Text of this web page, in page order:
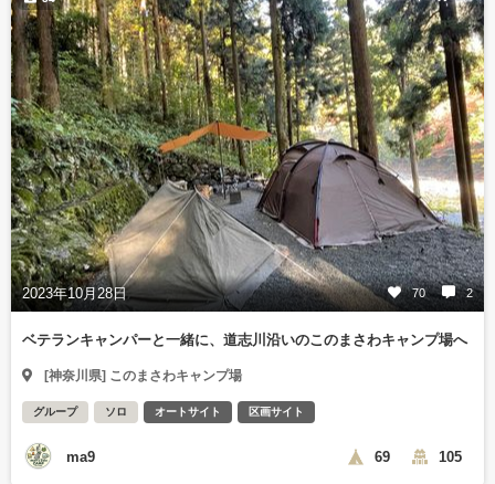
2023年10月28日 70 2
ベテランキャンパーと一緒に、道志川沿いのこのまさわキャンプ場へ
[神奈川県] このまさわキャンプ場
グループ ソロ オートサイト 区画サイト
ma9 69 105